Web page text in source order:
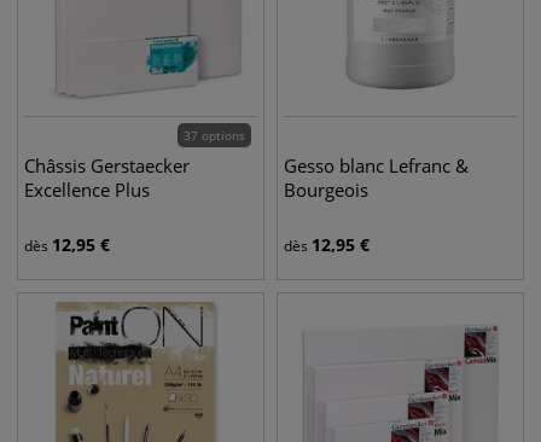
37 options
Châssis Gerstaecker
Excellence Plus
dès 12,95 €
Gesso blanc Lefranc &
Bourgeois
dès 12,95 €